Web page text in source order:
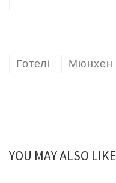
Готелі Мюнхен
YOU MAY ALSO LIKE